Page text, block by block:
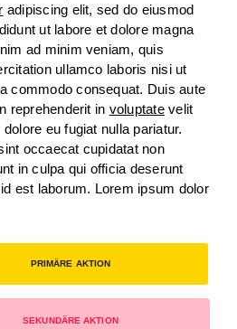
adipiscing elit, sed do eiusmod
ut labore et dolore magna
ad minim veniam, quis
ullamco laboris nisi ut
commodo consequat. Duis aute
reprehenderit in voluptatevelit
eu fugiat nulla pariatur.
occaecat cupidatat non
in culpa qui officia deserunt
est laborum. Lorem ipsum dolor
PRIMÄRE AKTION
SEKUNDÄRE AKTION